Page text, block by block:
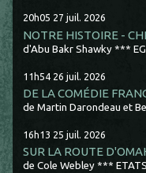
20h05 27 juil. 2026
NOTRE HISTOIRE -
d'Abu Bakr Shawky ***
11h54 26 juil. 2026
DE LA COMÉDIE
de Martin Darondeau et
16h13 25 juil. 2026
SUR LA ROUTE
de Cole Webley ***